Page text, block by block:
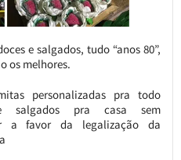
e salgados, tudo “anos 80”,
os melhores.
personalizadas pra todo
salgados pra casa sem
a favor da legalização da